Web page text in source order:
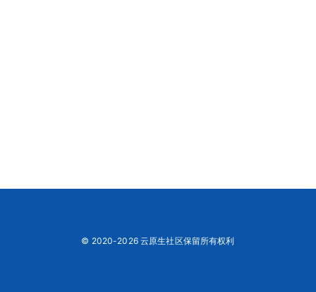
© 2020-2026 云原生社区保留所有权利